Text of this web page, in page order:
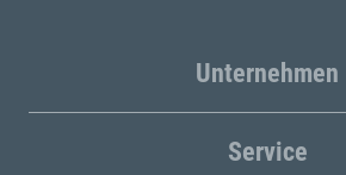
Unternehmen
Service